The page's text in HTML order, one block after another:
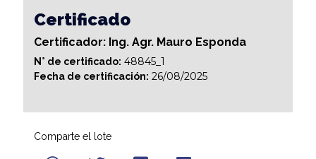
Certificado
Certificador: Ing. Agr. Mauro Esponda
N° de certificado: 48845_1
Fecha de certificación: 26/08/2025
Comparte el lote